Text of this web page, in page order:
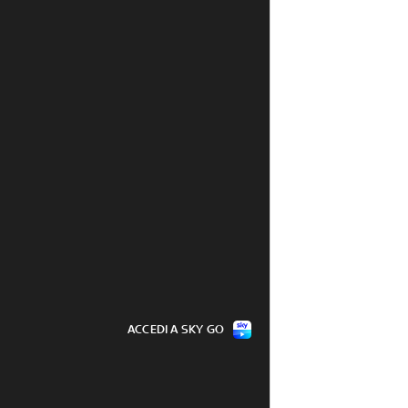
ACCEDI A SKY GO